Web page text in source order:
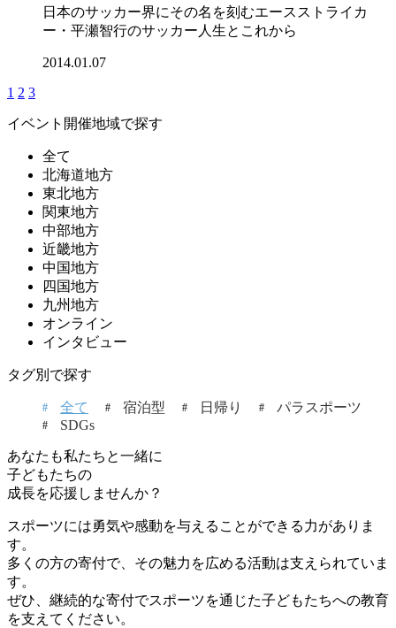
日本のサッカー界にその名を刻むエースストライカ
ー・平瀬智行のサッカー人生とこれから
2014.01.07
1 2 3
イベント開催地域で探す
全て
北海道地方
東北地方
関東地方
中部地方
近畿地方
中国地方
四国地方
九州地方
オンライン
インタビュー
タグ別で探す
全て 宿泊型 日帰り
パラスポーツ
SDGs
あなたも私たちと一緒に
子どもたちの
成長を応援しませんか？
スポーツには勇気や感動を与えることができる力がありま
す。
多くの方の寄付で、その魅力を広める活動は支えられていま
す。
ぜひ、継続的な寄付でスポーツを通じた子どもたちへの教育
を支えてください。